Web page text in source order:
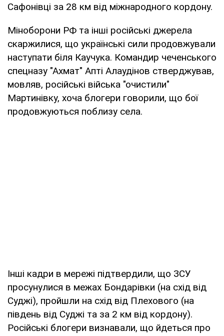
Сафонівці за 28 км від міжнародного кордону.
Міноборони РФ та інші російські джерела
скаржилися, що українські сили продовжували
наступати біля Каучука. Командир чеченського
спецназу "Ахмат" Апті Алаудінов стверджував,
мовляв, російські війська "очистили"
Мартинівку, хоча блогери говорили, що бої
продовжуються поблизу села.
Інші кадри в мережі підтвердили, що ЗСУ
просунулися в межах Бондарівки (на схід від
Суджі), пройшли на схід від Плехового (на
південь від Суджі та за 2 км від кордону).
Російські блогери визнавали, що йдеться про